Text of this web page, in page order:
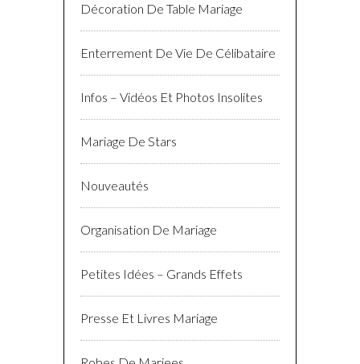
Décoration De Table Mariage
Enterrement De Vie De Célibataire
Infos – Vidéos Et Photos Insolites
Mariage De Stars
Nouveautés
Organisation De Mariage
Petites Idées – Grands Effets
Presse Et Livres Mariage